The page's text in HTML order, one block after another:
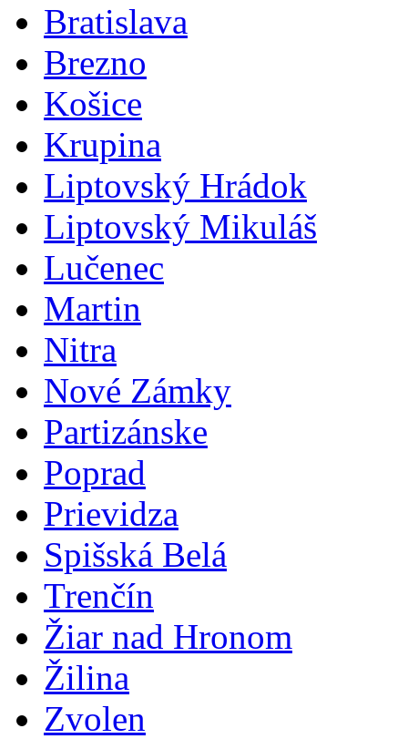
Bratislava
Brezno
Košice
Krupina
Liptovský Hrádok
Liptovský Mikuláš
Lučenec
Martin
Nitra
Nové Zámky
Partizánske
Poprad
Prievidza
Spišská Belá
Trenčín
Žiar nad Hronom
Žilina
Zvolen